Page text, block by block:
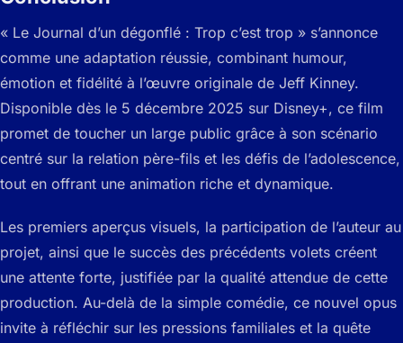
« Le Journal d’un dégonflé : Trop c’est trop » s’annonce
comme une adaptation réussie, combinant humour,
émotion et fidélité à l’œuvre originale de Jeff Kinney.
Disponible dès le 5 décembre 2025 sur Disney+, ce film
promet de toucher un large public grâce à son scénario
centré sur la relation père-fils et les défis de l’adolescence,
tout en offrant une animation riche et dynamique.
Les premiers aperçus visuels, la participation de l’auteur au
projet, ainsi que le succès des précédents volets créent
une attente forte, justifiée par la qualité attendue de cette
production. Au-delà de la simple comédie, ce nouvel opus
invite à réfléchir sur les pressions familiales et la quête